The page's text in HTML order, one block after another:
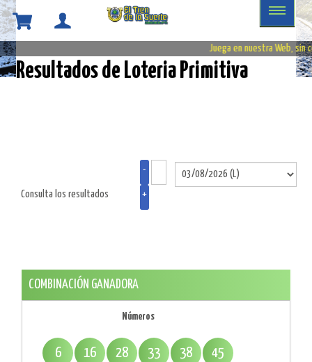
Juega en nuestra Web, sin
Resultados de Loteria Primitiva
Consulta los resultados
-
+
COMBINACIÓN GANADORA
Números
6 16 28 33 38 45